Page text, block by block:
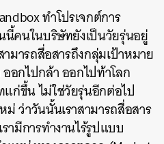
ทำโปรเจกต์การ
นี้คนในบริษัทยังเป็นวัยรุ่นอยู่
ามารถสื่อสารถึงกลุ่มเป้าหมาย
อกไปกล้า ออกไปท้าโลก
ก่ขึ้น ไม่ใช่วัยรุ่นอีกต่อไป
ว่าวันนั้นเราสามารถสื่อสาร
ามีการทำงานไร้รูปแบบ